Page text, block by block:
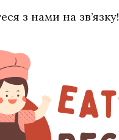
з нами на зв’язку!